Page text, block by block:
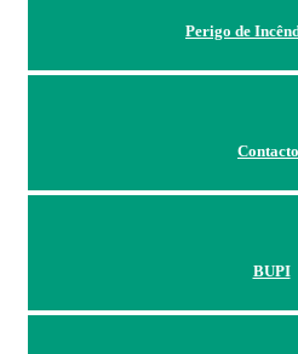
Perigo de
BUPI